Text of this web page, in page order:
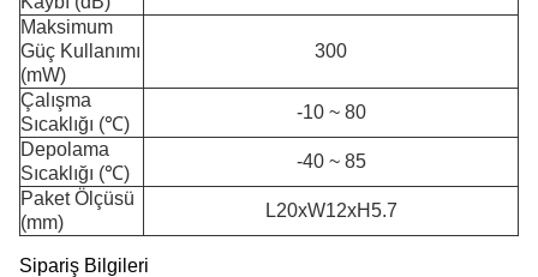
Maksimum
Güç Kullanımı
(mW)
300
Çalışma
Sıcaklığı (℃)
-10 ~ 80
Depolama
Sıcaklığı (℃)
-40 ~ 85
Paket Ölçüsü
(mm)
L20xW12xH5.7
Sipariş Bilgileri